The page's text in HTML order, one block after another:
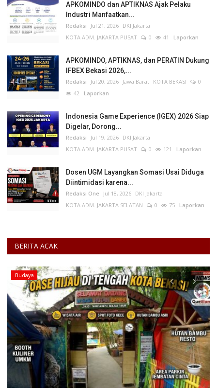
APKOMINDO dan APTIKNAS Ajak Pelaku
Industri Manfaatkan...
Redaksi Jul 21, 2026 DKI Jakarta
KOTA ADM. JAKARTA PUSAT
0 41 Laporkan
APKOMINDO, APTIKNAS, dan PERATIN Dukung
IFBEX Bekasi 2026,...
Redaksi Jul 20, 2026 Jawa Barat KOTA BEKASI
0
42 Laporkan
Indonesia Game Experience (IGEX) 2026 Siap
Digelar, Dorong...
Redaksi Jul 19, 2026 DKI Jakarta
KOTA ADM. JAKARTA PUSAT
0 121 Laporkan
Dosen UGM Layangkan Somasi Usai Diduga
Diintimidasi karena...
Redaksi One Jul 18, 2026 DKI Jakarta
KOTA ADM. JAKARTA SELATAN
0 75 Laporkan
BERITA ACAK
Budaya